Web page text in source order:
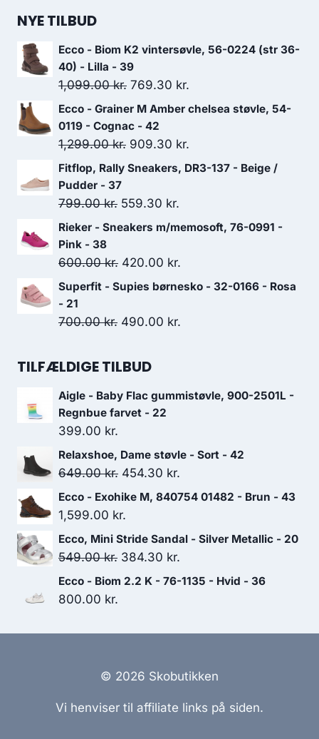
NYE TILBUD
Ecco - Biom K2 vintersøvle, 56-0224 (str 36-
40) - Lilla - 39
1,099.00kr. Den
oprindelige
pris
var:
1,099.00 kr..
769.30 kr.
aktuelle
769.30 kr..
Ecco - Grainer M Amber chelsea støvle, 54-
0119 - Cognac - 42
1,299.00kr. Den
oprindelige
var:
1,299.00 kr..
909.30 kr.
aktuelle
909.30 kr..
Fitflop, Rally Sneakers, DR3-137 - Beige /
Pudder - 37
799.00kr. Den
oprindelige
var:
799.00 kr..
559.30 kr.
aktuelle
559.30 kr..
Rieker - Sneakers m/memosoft, 76-0991 -
Pink - 38
600.00kr. Den
oprindelige
var:
420.00 kr.
aktuelle
Superfit - Supies børnesko - 32-0166 - Rosa
- 21
700.00kr. Den
pris
700.00 kr..
490.00 kr.
490.00 kr..
TILFÆLDIGE TILBUD
Aigle - Baby Flac gummistøvle, 900-2501L -
Regnbue farvet - 22
399.00 kr.
Relaxshoe, Dame støvle - Sort - 42
649.00kr. Den
oprindelige
pris
649.00 kr..
454.30 kr.
aktuelle
Ecco - Exohike M, 840754 01482 - Brun - 43
1,599.00 kr.
Ecco, Mini Stride Sandal - Silver Metallic - 20
549.00kr. Den
oprindelige
549.00 kr..
384.30 kr.
aktuelle
384.30 kr..
Ecco - Biom 2.2 K - 76-1135 - Hvid - 36
800.00 kr.
© 2026 Skobutikken
Vi henviser til affiliate links på siden.